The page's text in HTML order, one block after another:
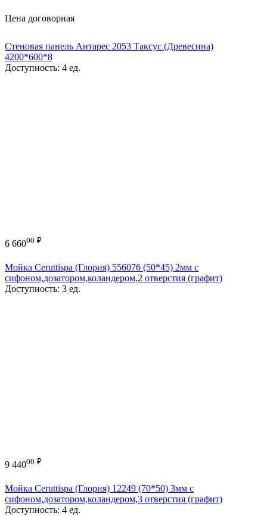
Цена договорная
Стеновая панель Антарес 2053 Таксус (Древесина)
4200*600*8
Доступность: 4 ед.
6 66000 ₽
Мойка Ceruttispa (Глория) 556076 (50*45) 2мм с
сифоном,дозатором,коландером,2 отверстия (графит)
Доступность: 3 ед.
9 44000 ₽
Мойка Ceruttispa (Глория) 12249 (70*50) 3мм с
сифоном,дозатором,коландером,3 отверстия (графит)
Доступность: 4 ед.